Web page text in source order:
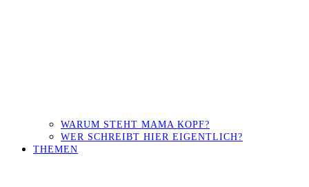
WARUM STEHT MAMA KOPF?
WER SCHREIBT HIER EIGENTLICH?
THEMEN